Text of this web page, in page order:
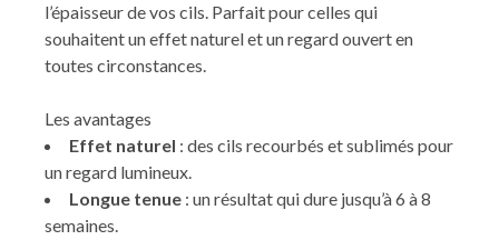
l’épaisseur de vos cils. Parfait pour celles qui
souhaitent un effet naturel et un regard ouvert en
toutes circonstances.
Les avantages
Effet naturel : des cils recourbés et sublimés pour
un regard lumineux.
Longue tenue : un résultat qui dure jusqu’à 6 à 8
semaines.